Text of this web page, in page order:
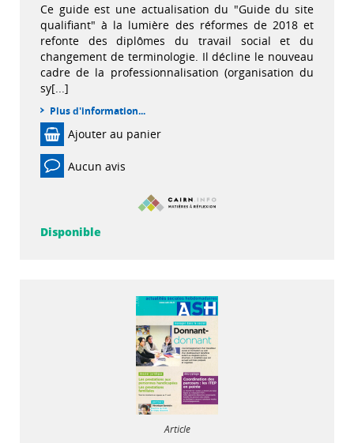
Ce guide est une actualisation du "Guide du site
qualifiant" à la lumière des réformes de 2018 et
refonte des diplômes du travail social et du
changement de terminologie. Il décline le nouveau
cadre de la professionnalisation (organisation du
sy[...]
Plus d'information...
Ajouter au panier
Aucun avis
Disponible
Article